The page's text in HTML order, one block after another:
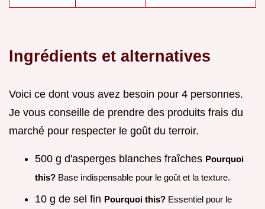
Ingrédients et alternatives
Voici ce dont vous avez besoin pour 4 personnes.
Je vous conseille de prendre des produits frais du
marché pour respecter le goût du terroir.
500 g d'asperges blanches fraîches Pourquoi
this? Base indispensable pour le goût et la texture.
10 g de sel fin Pourquoi this? Essentiel pour le